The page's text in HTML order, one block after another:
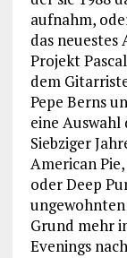
aufnahm,
das neuestes
Projekt
dem
Pepe Berns
eine
Siebziger
American
oder Deep
Grund mehr
Evenings nach